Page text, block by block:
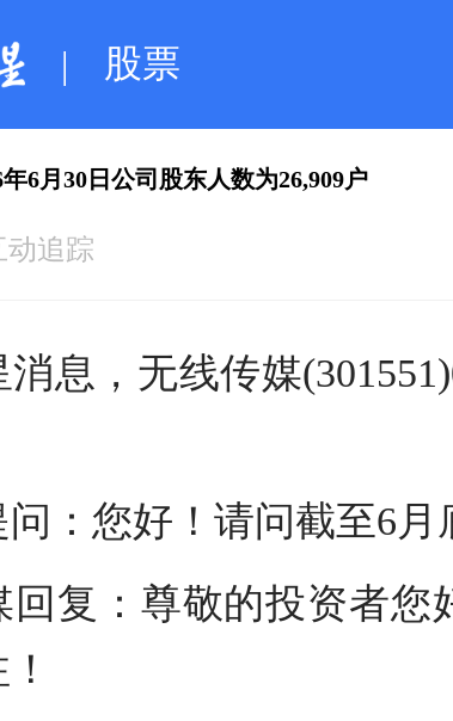
| 股票
6月30日公司股东人数为26,909户
动追踪
息，无线传媒
：您好！请问截至6月
回复：尊敬的投资者您